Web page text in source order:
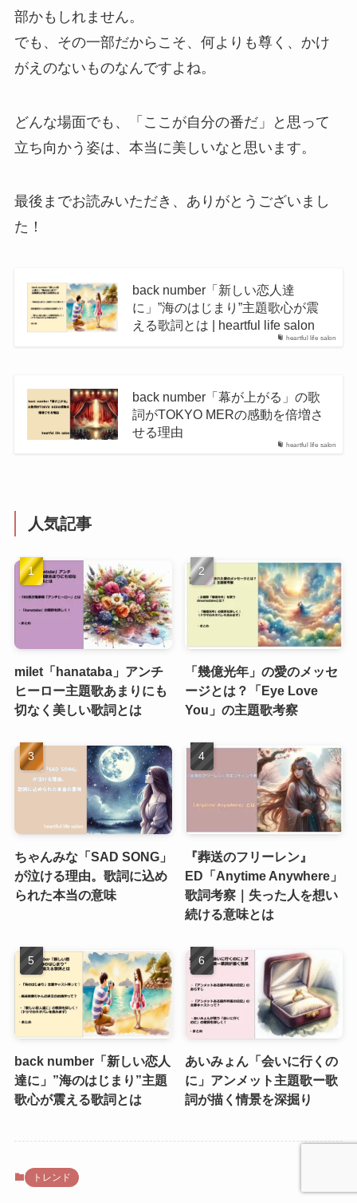
部かもしれません。
でも、その一部だからこそ、何よりも尊く、かけ
がえのないものなんですよね。
どんな場面でも、「ここが自分の番だ」と思って
立ち向かう姿は、本当に美しいなと思います。
最後までお読みいただき、ありがとうございまし
た！
heartful life salon
back number「新しい恋人達
に」”海のはじまり”主題歌心が震
える歌詞とは | heartful life salon
heartful life salon
back number「幕が上がる」の歌
詞がTOKYO MERの感動を倍増さ
せる理由
人気記事
milet「hanataba」アンチ
ヒーロー主題歌あまりにも
切なく美しい歌詞とは
「幾億光年」の愛のメッセ
ージとは？「Eye Love
You」の主題歌考察
ちゃんみな「SAD SONG」
が泣ける理由。歌詞に込め
られた本当の意味
『葬送のフリーレン』
ED「Anytime Anywhere」
歌詞考察｜失った人を想い
続ける意味とは
back number「新しい恋人
達に」”海のはじまり”主題
歌心が震える歌詞とは
あいみょん「会いに行くの
に」アンメット主題歌ー歌
詞が描く情景を深掘り
トレンド